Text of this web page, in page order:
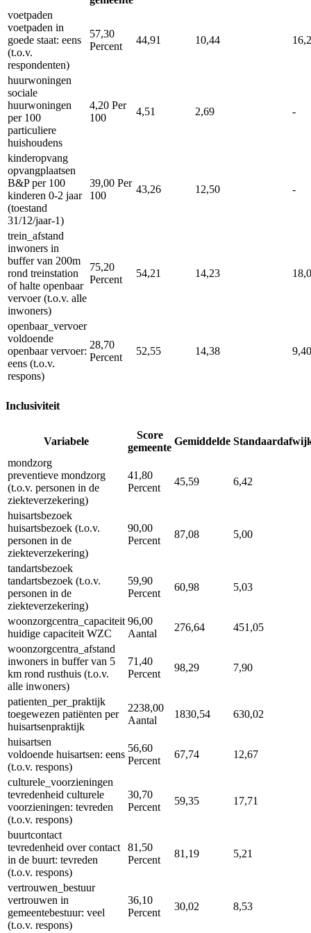
voetpaden
voetpaden in
goede staat: eens
(t.o.v.
respondenten)
57,30
Percent
44,91 10,44
huurwoningen
sociale
huurwoningen
per 100
particuliere
huishoudens
4,20 Per
100
4,51 2,69 -
kinderopvang
opvangplaatsen
B&P per 100
kinderen 0-2 jaar
(toestand
31/12/jaar-1)
39,00 Per
100
43,26 12,50 -
trein_afstand
inwoners in
buffer van 200m
rond treinstation
of halte openbaar
vervoer (t.o.v. alle
inwoners)
75,20
Percent
54,21 14,23
openbaar_vervoer
voldoende
openbaar vervoer:
eens (t.o.v.
respons)
28,70
Percent
52,55 14,38 9,40
Inclusiviteit
Variabele
Score
gemeente
Gemiddelde
mondzorg
preventieve mondzorg
(t.o.v. personen in de
ziekteverzekering)
41,80
Percent
45,59 6,42
huisartsbezoek
huisartsbezoek (t.o.v.
personen in de
ziekteverzekering)
90,00
Percent
87,08 5,00
tandartsbezoek
tandartsbezoek (t.o.v.
personen in de
ziekteverzekering)
59,90
Percent
60,98 5,03
woonzorgcentra_capaciteit
huidige capaciteit WZC
96,00
Aantal
276,64
451,05
woonzorgcentra_afstand
inwoners in buffer van 5
km rond rusthuis (t.o.v.
alle inwoners)
71,40
Percent
98,29 7,90
patienten_per_praktijk
toegewezen patiënten per
huisartsenpraktijk
2238,00
Aantal
1830,54 630,02
huisartsen
voldoende huisartsen: eens
(t.o.v. respons)
56,60
Percent
67,74 12,67
culturele_voorzieningen
tevredenheid culturele
voorzieningen: tevreden
(t.o.v. respons)
30,70
Percent
59,35 17,71
buurtcontact
tevredenheid over contact
in de buurt: tevreden
(t.o.v. respons)
81,50
Percent
81,19 5,21
vertrouwen_bestuur
vertrouwen in
gemeentebestuur: veel
(t.o.v. respons)
36,10
Percent
30,02 8,53